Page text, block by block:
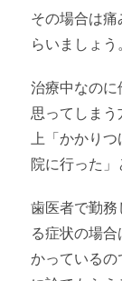
その場合は痛
らいましょう
治療中なのに
思ってしま
上「かかり
院に行った」
歯医者で勤務
る症状の場
かっているの